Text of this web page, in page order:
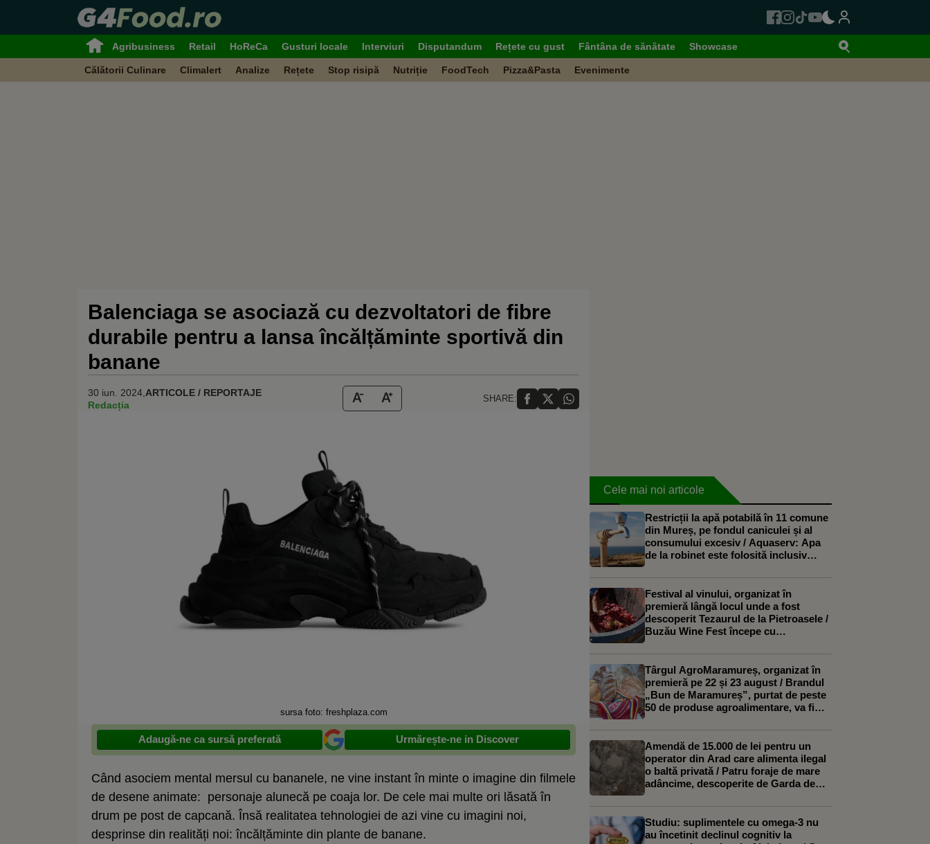
Agribusiness Retail HoReCa Gusturi locale Interviuri Disputandum Rețete cu gust Fântâna de sănătate Showcase
Călătorii Culinare Climalert Analize Rețete Stop risipă Nutriție FoodTech Pizza&Pasta Evenimente
Balenciaga se asociază cu dezvoltatori de fibre
durabile pentru a lansa încălțăminte sportivă din
banane
30 iun. 2024, ARTICOLE / REPORTAJE
Redacția
SHARE:
sursa foto: freshplaza.com
Adaugă-ne ca sursă preferată Urmărește-ne in Discover
Când asociem mental mersul cu bananele, ne vine instant în minte o imagine din filmele
de desene animate: personaje alunecă pe coaja lor. De cele mai multe ori lăsată în
drum pe post de capcană. Însă realitatea tehnologiei de azi vine cu imagini noi,
desprinse din realități noi: încălțăminte din plante de banane.
Cele mai noi articole
Restricții la apă potabilă în 11 comune
din Mureș, pe fondul caniculei și al
consumului excesiv / Aquaserv: Apa
de la robinet este folosită inclusiv
Festival al vinului, organizat în
premieră lângă locul unde a fost
descoperit Tezaurul de la Pietroasele /
Buzău Wine Fest începe cu
picioarele goale
Târgul AgroMaramureș, organizat în
premieră pe 22 și 23 august / Brandul
„Bun de Maramureș”, purtat de peste
50 de produse agroalimentare, va fi
Amendă de 15.000 de lei pentru un
operator din Arad care alimenta ilegal
o baltă privată / Patru foraje de mare
adâncime, descoperite de Garda de
Studiu: suplimentele cu omega-3 nu
au încetinit declinul cognitiv la